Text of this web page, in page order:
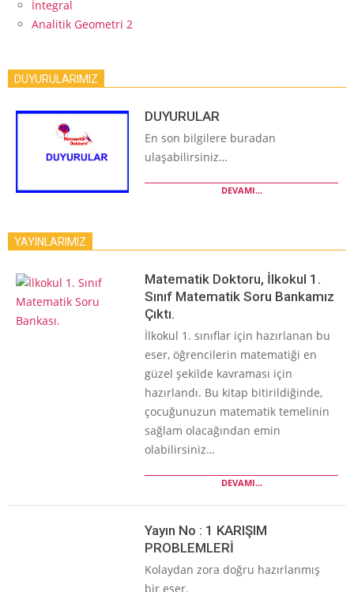
İntegral
Analitik Geometri 2
DUYURULARIMIZ
DUYURULAR
En son bilgilere buradan
ulaşabilirsiniz…
DEVAMI...
YAYINLARIMIZ
Matematik Doktoru, İlkokul 1.
Sınıf Matematik Soru Bankamız
Çıktı.
İlkokul 1. sınıflar için hazırlanan bu
eser, öğrencilerin matematiği en
güzel şekilde kavraması için
hazırlandı. Bu kitap bitirildiğinde,
çocuğunuzun matematik temelinin
sağlam olacağından emin
olabilirsiniz…
DEVAMI...
Yayın No : 1 KARIŞIM
PROBLEMLERİ
Kolaydan zora doğru hazırlanmış
bir eser.